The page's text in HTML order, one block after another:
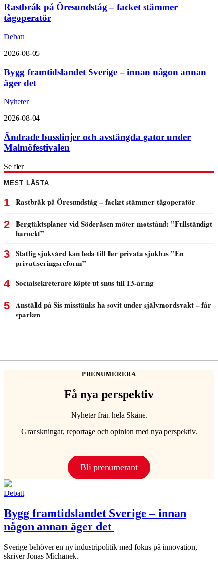
Rastbråk på Öresundståg – facket stämmer
tågoperatör
Debatt
2026-08-05
Bygg framtidslandet Sverige – innan någon annan
äger det
Nyheter
2026-08-04
Ändrade busslinjer och avstängda gator under
Malmöfestivalen
Se fler
PRENUMERERA
Få nya perspektiv
Nyheter från hela Skåne.
Granskningar, reportage och opinion med nya perspektiv.
Bli prenumerant
Debatt
Bygg framtidslandet Sverige – innan
någon annan äger det
Sverige behöver en ny industripolitik med fokus på innovation,
skriver Jonas Michanek.